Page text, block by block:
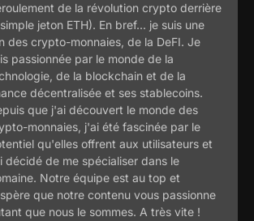
de la révolution crypto derrière
jeton ETH). En bref... je suis une
des crypto-monnaies, de la DeFI. Je
passionnée par le monde de la
de la blockchain et de la
décentralisée et ses stablecoins.
que j'ai découvert le monde des
monnaies, j'ai été fascinée par le
qu'elles offrent aux utilisateurs et
décidé de me spécialiser dans le
Notre équipe est au top et
que notre contenu vous passionne
que nous le sommes. A très vite !